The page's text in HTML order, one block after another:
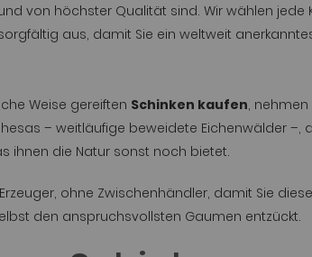
von höchster Qualität sind. Wir wählen jede
aus, damit Sie ein weltweit
Weise gereiften Schinken kaufen, nehmen
– weitläufige beweidete Eichenwälder –,
ihnen die Natur sonst noch bietet.
ohne Zwischenhändler, damit Sie
den anspruchsvollsten Gaumen entzückt.